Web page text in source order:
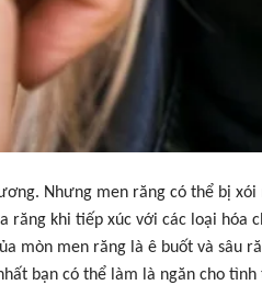
Nhưng men răng có thể bị xói
răng khi tiếp xúc với các loại hóa
mòn men răng là ê buốt và sâu
bạn có thể làm là ngăn cho